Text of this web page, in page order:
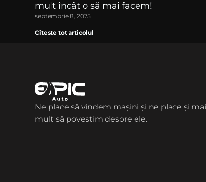
mult încât o să mai facem!
septembrie 8, 2025
Citeste tot articolul
Ne place să vindem maşini şi ne place şi mai
mult să povestim despre ele.